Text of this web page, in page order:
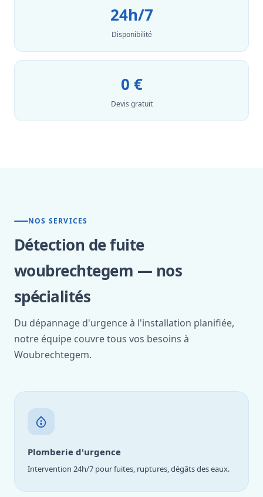
24h/7
Disponibilité
0 €
Devis gratuit
NOS SERVICES
Détection de fuite
woubrechtegem — nos
spécialités
Du dépannage d'urgence à l'installation planifiée,
notre équipe couvre tous vos besoins à
Woubrechtegem.
Plomberie d'urgence
Intervention 24h/7 pour fuites, ruptures, dégâts des eaux.